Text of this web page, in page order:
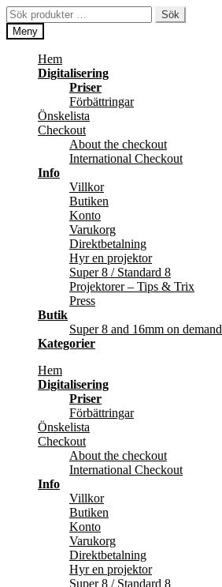
Hoppa
till
navigering
Hoppa
till
innehåll
Sök
efter:
Sök
Meny
Hem
Digitalisering
Priser
Förbättringar
Önskelista
Checkout
About the checkout
International Checkout
Info
Villkor
Butiken
Konto
Varukorg
Direktbetalning
Hyr en projektor
Super 8 / Standard 8
Projektorer – Tips & Trix
Press
Butik
Super 8 and 16mm on demand
Kategorier
Hem
Digitalisering
Priser
Förbättringar
Önskelista
Checkout
About the checkout
International Checkout
Info
Villkor
Butiken
Konto
Varukorg
Direktbetalning
Hyr en projektor
Super 8 / Standard 8